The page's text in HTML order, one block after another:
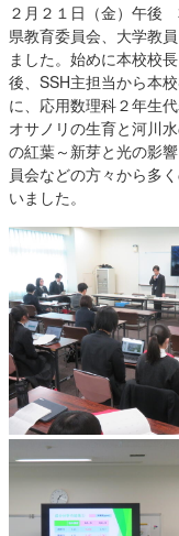
２月２１日（金）午後
県教育委員会、大学教
ました。始めに本校校
後、SSH主担当から本
に、応用数理科２年生
オサノリの生育と河川
の紅葉～新芽と光の影
員会などの方々から多
いました。